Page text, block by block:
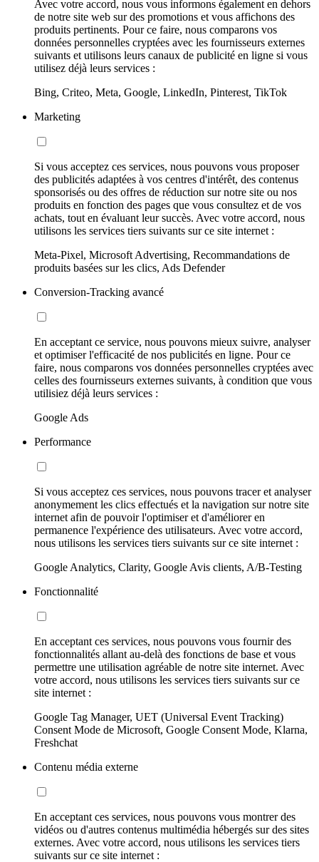
Avec votre accord, nous vous informons également en dehors
de notre site web sur des promotions et vous affichons des
produits pertinents. Pour ce faire, nous comparons vos
données personnelles cryptées avec les fournisseurs externes
suivants et utilisons leurs canaux de publicité en ligne si vous
utilisez déjà leurs services :
Bing, Criteo, Meta, Google, LinkedIn, Pinterest, TikTok
Marketing
Si vous acceptez ces services, nous pouvons vous proposer
des publicités adaptées à vos centres d'intérêt, des contenus
sponsorisés ou des offres de réduction sur notre site ou nos
produits en fonction des pages que vous consultez et de vos
achats, tout en évaluant leur succès. Avec votre accord, nous
utilisons les services tiers suivants sur ce site internet :
Meta-Pixel, Microsoft Advertising, Recommandations de
produits basées sur les clics, Ads Defender
Conversion-Tracking avancé
En acceptant ce service, nous pouvons mieux suivre, analyser
et optimiser l'efficacité de nos publicités en ligne. Pour ce
faire, nous comparons vos données personnelles cryptées avec
celles des fournisseurs externes suivants, à condition que vous
utilisiez déjà leurs services :
Google Ads
Performance
Si vous acceptez ces services, nous pouvons tracer et analyser
anonymement les clics effectués et la navigation sur notre site
internet afin de pouvoir l'optimiser et d'améliorer en
permanence l'expérience des utilisateurs. Avec votre accord,
nous utilisons les services tiers suivants sur ce site internet :
Google Analytics, Clarity, Google Avis clients, A/B-Testing
Fonctionnalité
En acceptant ces services, nous pouvons vous fournir des
fonctionnalités allant au-delà des fonctions de base et vous
permettre une utilisation agréable de notre site internet. Avec
votre accord, nous utilisons les services tiers suivants sur ce
site internet :
Google Tag Manager, UET (Universal Event Tracking)
Consent Mode de Microsoft, Google Consent Mode, Klarna,
Freshchat
Contenu média externe
En acceptant ces services, nous pouvons vous montrer des
vidéos ou d'autres contenus multimédia hébergés sur des sites
externes. Avec votre accord, nous utilisons les services tiers
suivants sur ce site internet :